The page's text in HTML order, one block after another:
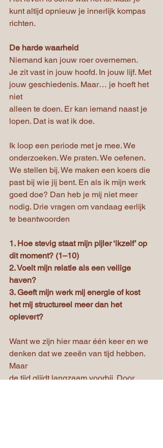
kunt altijd opnieuw je innerlijk kompas
richten.
De harde waarheid
Niemand kan jouw roer overnemen.
Je zit vast in jouw hoofd. In jouw lijf. Met
jouw geschiedenis. Maar… je hoeft het
niet
alleen te doen. Er kan iemand naast je
lopen. Dat is wat ik doe.
Ik loop een periode met je mee. We
onderzoeken. We praten. We oefenen.
We stellen bij. We maken een koers die
past bij wie jij bent. En als ik mijn werk
goed doe? Dan heb je mij niet meer
nodig. Drie vragen om vandaag eerlijk
te beantwoorden
1. Hoe stevig staat mijn pijler ‘ikzelf’ op
dit moment? (1–10)
2. Voelt mijn relatie als een veilige
haven?
3. Geeft mijn werk mij energie of kost
het mij structureel meer dan het
oplevert?
Want we zijn hier maar één keer en we
denken dat we zeeën van tijd hebben.
Maar
de tijd glijdt langzaam voorbij. Door